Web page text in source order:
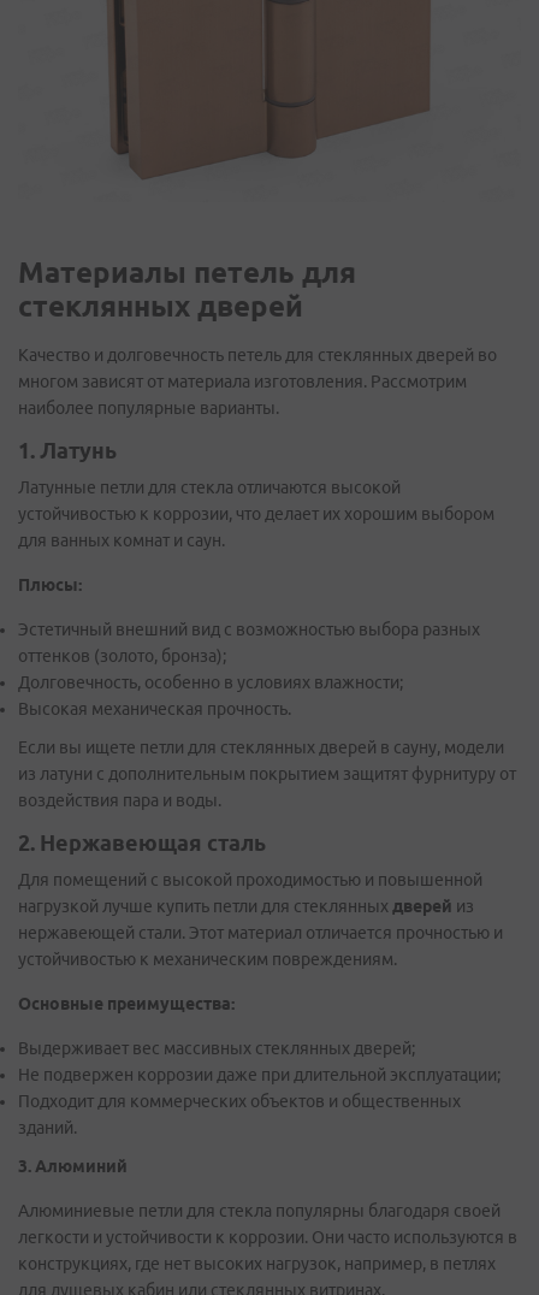
Материалы петель для
стеклянных дверей
Качество и долговечность петель для стеклянных дверей во
многом зависят от материала изготовления. Рассмотрим
наиболее популярные варианты.
1. Латунь
Латунные петли для стекла отличаются высокой
устойчивостью к коррозии, что делает их хорошим выбором
для ванных комнат и саун.
Плюсы:
Эстетичный внешний вид с возможностью выбора разных
оттенков (золото, бронза);
Долговечность, особенно в условиях влажности;
Высокая механическая прочность.
Если вы ищете петли для стеклянных дверей в сауну, модели
из латуни с дополнительным покрытием защитят фурнитуру от
воздействия пара и воды.
2. Нержавеющая сталь
Для помещений с высокой проходимостью и повышенной
нагрузкой лучше купить петли для стеклянныхдверей из
нержавеющей стали. Этот материал отличается прочностью и
устойчивостью к механическим повреждениям.
Основные преимущества:
Выдерживает вес массивных стеклянных дверей;
Не подвержен коррозии даже при длительной эксплуатации;
Подходит для коммерческих объектов и общественных
зданий.
3.Алюминий
Алюминиевые петли для стекла популярны благодаря своей
легкости и устойчивости к коррозии. Они часто используются в
конструкциях, где нет высоких нагрузок, например, в петлях
для душевых кабин или стеклянных витринах.